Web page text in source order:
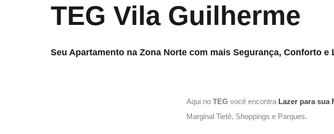
TEG Vila Guilherme
Seu Apartamento na Zona Norte com mais Segurança, Conforto e
Aqui noTEG você encontra Lazer para sua
Marginal Tietê, Shoppings e Parques.